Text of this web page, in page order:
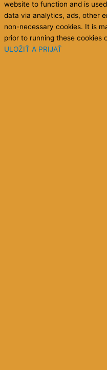
website to function and is
data via analytics, ads, other
non-necessary cookies. It is
prior to running these cookies
ULOŽIŤ A PRIJAŤ